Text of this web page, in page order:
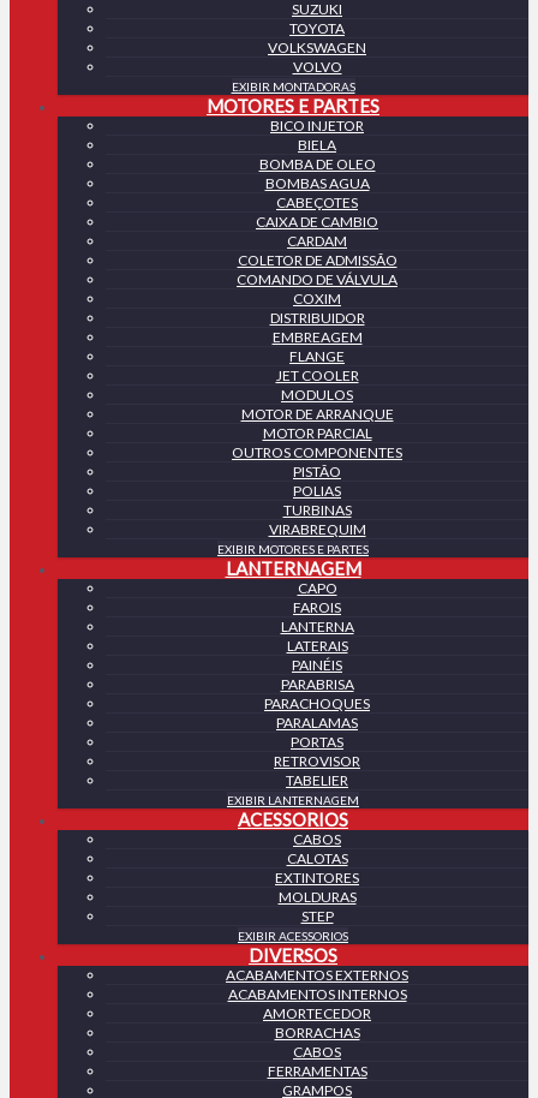
SUZUKI
TOYOTA
VOLKSWAGEN
VOLVO
EXIBIR MONTADORAS
MOTORES E PARTES
BICO INJETOR
BIELA
BOMBA DE OLEO
BOMBAS AGUA
CABEÇOTES
CAIXA DE CAMBIO
CARDAM
COLETOR DE ADMISSÃO
COMANDO DE VÁLVULA
COXIM
DISTRIBUIDOR
EMBREAGEM
FLANGE
JET COOLER
MODULOS
MOTOR DE ARRANQUE
MOTOR PARCIAL
OUTROS COMPONENTES
PISTÃO
POLIAS
TURBINAS
VIRABREQUIM
EXIBIR MOTORES E PARTES
LANTERNAGEM
CAPO
FAROIS
LANTERNA
LATERAIS
PAINÉIS
PARABRISA
PARACHOQUES
PARALAMAS
PORTAS
RETROVISOR
TABELIER
EXIBIR LANTERNAGEM
ACESSORIOS
CABOS
CALOTAS
EXTINTORES
MOLDURAS
STEP
EXIBIR ACESSORIOS
DIVERSOS
ACABAMENTOS EXTERNOS
ACABAMENTOS INTERNOS
AMORTECEDOR
BORRACHAS
CABOS
FERRAMENTAS
GRAMPOS